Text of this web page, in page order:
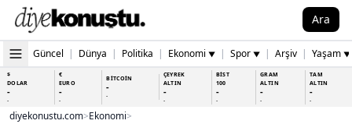
Ara
Güncel | Dünya | Politika | Ekonomi ▼ | Spor ▼ | Arşiv | Yaşam ▼
$
DOLAR
-
-
€
EURO
-
-
BİTCOİN
-
-
ÇEYREK
ALTIN
-
-
BİST
100
-
-
GRAM
ALTIN
-
-
TAM
ALTIN
-
-
diyekonustu.com>Ekonomi>